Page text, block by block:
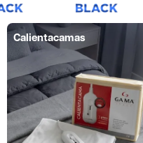
Calientacamas